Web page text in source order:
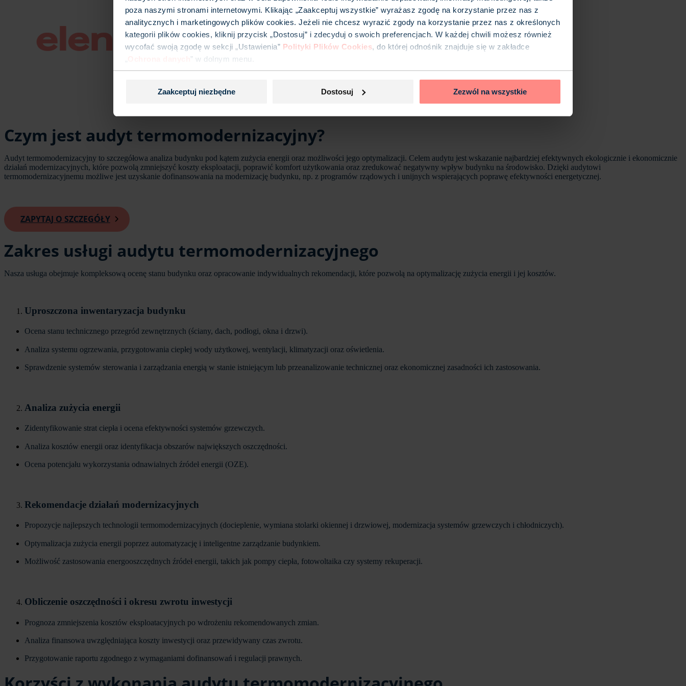
poza naszymi stronami internetowymi. Klikając „Zaakceptuj wszystkie” wyrażasz zgodę na korzystanie przez nas z
analitycznych i marketingowych plików cookies. Jeżeli nie chcesz wyrazić zgody na korzystanie przez nas z określonych
kategorii plików cookies, kliknij przycisk „Dostosuj” i zdecyduj o swoich preferencjach. W każdej chwili możesz również
wycofać swoją zgodę w sekcji „Ustawienia” Polityki Plików Cookies, do której odnośnik znajduje się w zakładce
„
” w dolnym menu.
Zaakceptuj niezbędne Dostosuj Zezwól na wszystkie
Czym jest audyt termomodernizacyjny?
Audyt termomodernizacyjny to szczegółowa analiza budynku pod kątem zużycia energii oraz możliwości jego optymalizacji. Celem audytu jest wskazanie najbardziej efektywnych ekologicznie i ekonomicznie
działań modernizacyjnych, które pozwolą zmniejszyć koszty eksploatacji, poprawić komfort użytkowania oraz zredukować negatywny wpływ budynku na środowisko. Dzięki audytowi
termomodernizacyjnemu możliwe jest uzyskanie dofinansowania na modernizację budynku, np. z programów rządowych i unijnych wspierających poprawę efektywności energetycznej.
ZAPYTAJ O SZCZEGÓŁY
Zakres usługi audytu termomodernizacyjnego
Nasza usługa obejmuje kompleksową ocenę stanu budynku oraz opracowanie indywidualnych rekomendacji, które pozwolą na optymalizację zużycia energii i jej kosztów.
Uproszczona inwentaryzacja budynku
Ocena stanu technicznego przegród zewnętrznych (ściany, dach, podłogi, okna i drzwi).
Analiza systemu ogrzewania, przygotowania ciepłej wody użytkowej, wentylacji, klimatyzacji oraz oświetlenia.
Sprawdzenie systemów sterowania i zarządzania energią w stanie istniejącym lub przeanalizowanie technicznej oraz ekonomicznej zasadności ich zastosowania.
Analiza zużycia energii
Zidentyfikowanie strat ciepła i ocena efektywności systemów grzewczych.
Analiza kosztów energii oraz identyfikacja obszarów największych oszczędności.
Ocena potencjału wykorzystania odnawialnych źródeł energii (OZE).
Rekomendacje działań modernizacyjnych
Propozycje najlepszych technologii termomodernizacyjnych (docieplenie, wymiana stolarki okiennej i drzwiowej, modernizacja systemów grzewczych i chłodniczych).
Optymalizacja zużycia energii poprzez automatyzację i inteligentne zarządzanie budynkiem.
Możliwość zastosowania energooszczędnych źródeł energii, takich jak pompy ciepła, fotowoltaika czy systemy rekuperacji.
Obliczenie oszczędności i okresu zwrotu inwestycji
Prognoza zmniejszenia kosztów eksploatacyjnych po wdrożeniu rekomendowanych zmian.
Analiza finansowa uwzględniająca koszty inwestycji oraz przewidywany czas zwrotu.
Przygotowanie raportu zgodnego z wymaganiami dofinansowań i regulacji prawnych.